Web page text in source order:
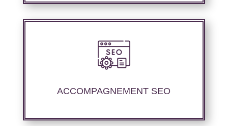
ACCOMPAGNEMENT SEO
Nous offrons un suivi et un rapport de
positionnement détaillé pour vous aider à
nous avons mise en place.